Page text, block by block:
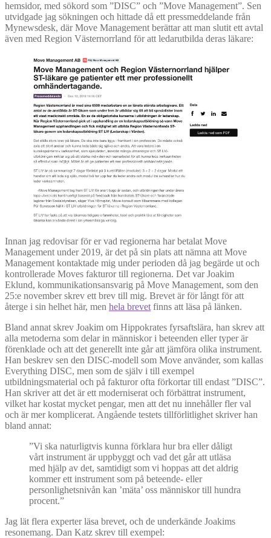
hemsidor, med sökord som ”DISC” och ”Move Management”. Sen
utvidgade jag sökningen och hittade då ett pressmeddelande från
Mynewsdesk, där Move Management berättar att man slutit ett avtal
även med Region Västernorrland för att ledarutbilda deras läkare:
Innan jag redovisar för er vad regionerna har betalat Move
Management under 2019, är det på sin plats att nämna att Move
Management kontaktade mig under perioden då jag begärde ut och
kontrollerade Moves fakturor till regionerna. Det var Joakim
Eklund, kommunikationsansvarig på Move Management, som den
25:e november skrev ett brev till mig. Brevet är för långt för att
återge i sin helhet här, men hela brevet finns att läsa på länken.
Bland annat skrev Joakim om Hippokrates fyrsaftslära, han skrev att
alla metoderna som delar in människor i beteenden eller typer är
förenklade och att det generellt inte går att jämföra olika instrument.
Han beskrev sen den DISC-modell som Move använder, som kallas
Everything DISC, men som de själv i till exempel
utbildningsmaterial och på fakturor ofta förkortar till endast ”DISC”.
Han skriver att det är ett moderniserat och förbättrat instrument,
vilket har kostat mycket pengar, men att det nu innehåller fler val
och är mer komplicerat. Angående testets tillförlitlighet skriver han
bland annat:
”Vi ska naturligtvis kunna förklara hur bra eller dåligt
vårt instrument är uppbyggt och vad det går att utläsa
med hjälp av det, samtidigt som vi hoppas att det aldrig
kommer ett instrument som på beteende- eller
personlighetsnivån kan ’mäta’ oss människor till hundra
procent.”
Jag lät flera experter läsa brevet, och de underkände Joakims
resonemang. Dan Katz skrev till exempel: